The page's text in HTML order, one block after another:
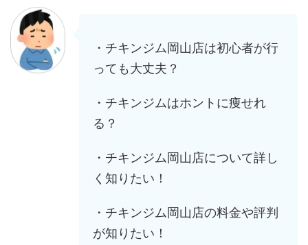
・チキンジム岡山店は初心者が行
っても大丈夫？
・チキンジムはホントに痩せれ
る？
・チキンジム岡山店について詳し
く知りたい！
・チキンジム岡山店の料金や評判
が知りたい！